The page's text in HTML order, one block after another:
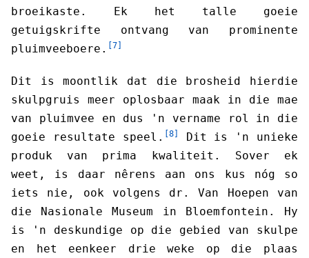
broeikaste. Ek het talle goeie
getuigskrifte ontvang van prominente
pluimveeboere.
[7]
Dit is moontlik dat die brosheid hierdie
skulpgruis meer oplosbaar maak in die mae
van pluimvee en dus 'n vername rol in die
goeie resultate speel.
[8]
Dit is 'n unieke
produk van prima kwaliteit. Sover ek
weet, is daar nêrens aan ons kus nóg so
iets nie, ook volgens dr. Van Hoepen van
die Nasionale Museum in Bloemfontein. Hy
is 'n deskundige op die gebied van skulpe
en het eenkeer drie weke op die plaas